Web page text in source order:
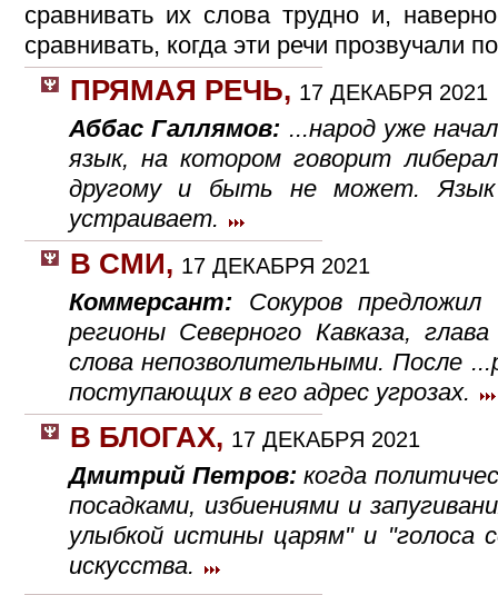
сравнивать их слова трудно и,
сравнивать, когда эти речи прозвучали
ПРЯМАЯ РЕЧЬ, 17 ДЕКАБРЯ 2021
Аббас Галлямов: ...народ уже
язык, на котором говорит
другому и быть не может.
устраивает.
В СМИ, 17 ДЕКАБРЯ 2021
Коммерсант: Сокуров
регионы Северного Кавказа,
слова непозволительными. После
поступающих в его адрес угрозах.
В БЛОГАХ, 17 ДЕКАБРЯ 2021
Дмитрий Петров:когда
посадками, избиениями и
улыбкой истины царям" и "голоса
искусства.